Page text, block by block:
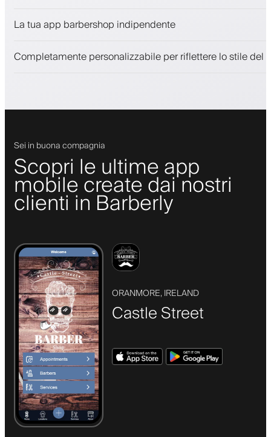
Coinvolgi i clienti con un programma fedeltà
La tua app barbershop indipendente
Completamente personalizzabile per riflettere lo stile del
Sei in buona compagnia
Scopri le ultime app
mobile create dai nostri
clienti in Barberly
ORANMORE, IRELAND
Castle Street